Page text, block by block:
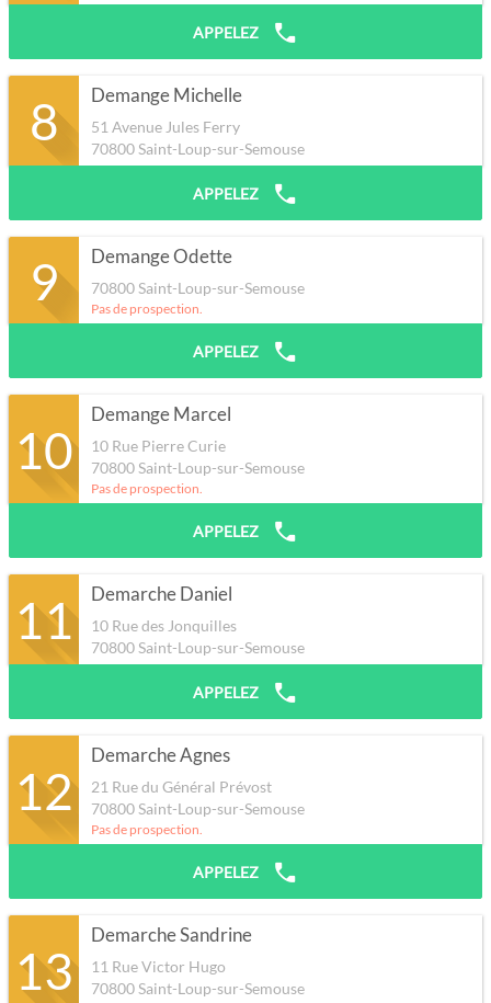
APPELEZ
8 Demange Michelle
51 Avenue Jules Ferry
70800Saint-Loup-sur-Semouse
APPELEZ
9 Demange Odette
70800Saint-Loup-sur-Semouse
Pas de prospection.
APPELEZ
10
Demange Marcel
10 Rue Pierre Curie
70800Saint-Loup-sur-Semouse
Pas de prospection.
APPELEZ
11 Demarche Daniel
10 Rue des Jonquilles
70800Saint-Loup-sur-Semouse
APPELEZ
12
Demarche Agnes
21 Rue du Général Prévost
70800Saint-Loup-sur-Semouse
Pas de prospection.
APPELEZ
13
Demarche Sandrine
11 Rue Victor Hugo
70800Saint-Loup-sur-Semouse